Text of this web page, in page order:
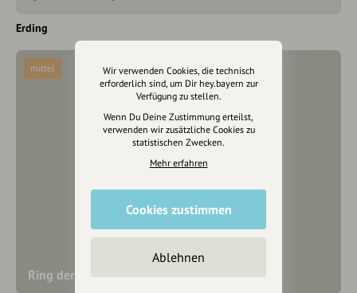
Erding
Ring der Regionen
mittel
Wir verwenden Cookies, die technisch
erforderlich sind, um Dir hey.bayern zur
Verfügung zu stellen.
Wenn Du Deine Zustimmung erteilst,
verwenden wir zusätzliche Cookies zu
statistischen Zwecken.
Mehr erfahren
Cookies zustimmen
Ablehnen